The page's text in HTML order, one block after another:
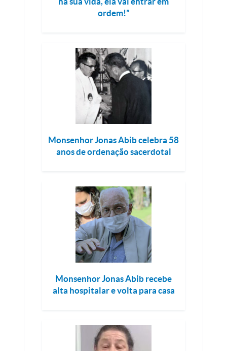
ordem!”
Monsenhor Jonas Abib celebra 58
anos de ordenação sacerdotal
Monsenhor Jonas Abib recebe
alta hospitalar e volta para casa